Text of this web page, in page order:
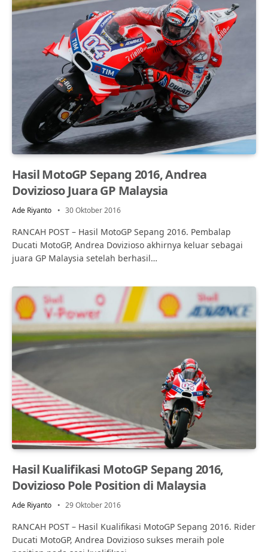
Hasil MotoGP Sepang 2016, Andrea
Dovizioso Juara GP Malaysia
Ade Riyanto 30 Oktober 2016
RANCAH POST – Hasil MotoGP Sepang 2016. Pembalap
Ducati MotoGP, Andrea Dovizioso akhirnya keluar sebagai
juara GP Malaysia setelah berhasil…
Hasil Kualifikasi MotoGP Sepang 2016,
Dovizioso Pole Position di Malaysia
Ade Riyanto 29 Oktober 2016
RANCAH POST – Hasil Kualifikasi MotoGP Sepang 2016. Rider
Ducati MotoGP, Andrea Dovizioso sukses meraih pole